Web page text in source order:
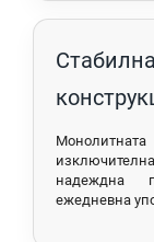
надеждна
ежедневна